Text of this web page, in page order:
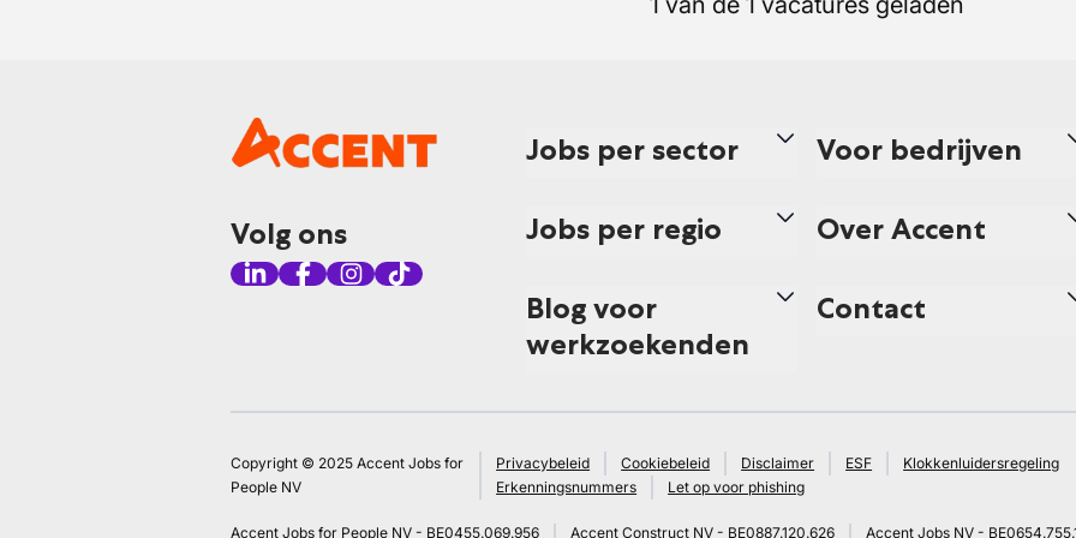
Volg ons
Jobs per sector
Jobs per regio
Blog voor
werkzoekenden
Voor bedrijven
Over Accent
Contact
Copyright © 2025 Accent Jobs for
People NV
Privacybeleid Cookiebeleid Disclaimer ESF
Klokkenluidersregeling
Erkenningsnummers
Let op voor phishing
Accent Jobs for People NV - BE0455.069.956 Accent Construct NV - BE0887.120.626 Accent Jobs NV -